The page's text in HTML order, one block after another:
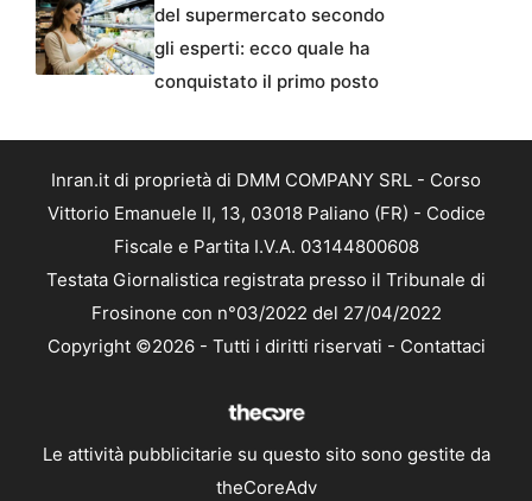
del supermercato secondo
gli esperti: ecco quale ha
conquistato il primo posto
Inran.it di proprietà di DMM COMPANY SRL - Corso
Vittorio Emanuele II, 13, 03018 Paliano (FR) - Codice
Fiscale e Partita I.V.A. 03144800608
Testata Giornalistica registrata presso il Tribunale di
Frosinone con n°03/2022 del 27/04/2022
Copyright ©2026 - Tutti i diritti riservati - Contattaci
Le attività pubblicitarie su questo sito sono gestite da
theCoreAdv